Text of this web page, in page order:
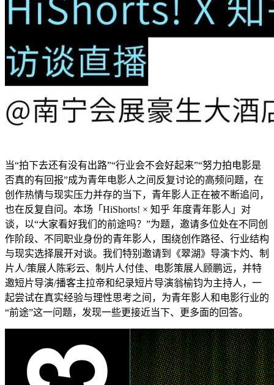
当“拍下去还有没有出路”“行业会不会好起来”“努力拍电影是
否真的有回报”成为青年电影人之间反复讨论的高频问题，在
创作热情与现实压力并存的当下，青年影人正在被不断追问，
也在反复自问。本场「HiShorts! × 知乎 年度青年影人」对
谈，以“大家看好我们的前途吗？”为题，邀请多位处在不同创
作阶段、不同职业身份的青年影人，围绕创作路径、行业结构
与现实选择展开对谈。我们特别邀请到《翠湖》导演卞灼、制
片人/策展人陈彩云、制片人付佳、电影策展人顾鹏远，并特
邀短片导演/播客主拉帝和纪录短片导演翁榆钧为主持人，一
起尝试在真实经验与理性思考之间，为青年影人和电影行业的
“前途”这一问题，发现一些更接近当下、更多面的回答。